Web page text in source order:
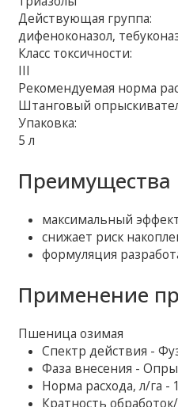
Действующая группа:
дифеноконазол,
Класс токсичности:
III
Рекомендуемая норма
Штанговый
Упаковка:
5 л
Преимущества
максимальный
снижает риск
формуляция
Применение
Пшеница озимая
Спектр действия -
Фаза внесения -
Норма расхода, л/га -
Кратность